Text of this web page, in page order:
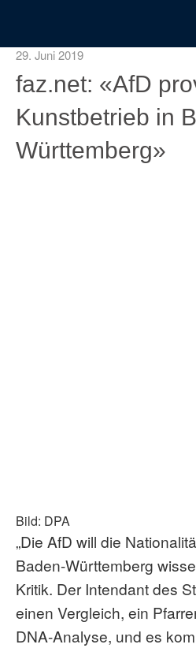
29. Juni 2019
faz.net: «AfD
Kunstbetrieb in
Württemberg»
Bild: DPA
„Die AfD will die
Baden-Württemberg
Kritik. Der Intendant des
einen Vergleich, ein
DNA-Analyse, und es